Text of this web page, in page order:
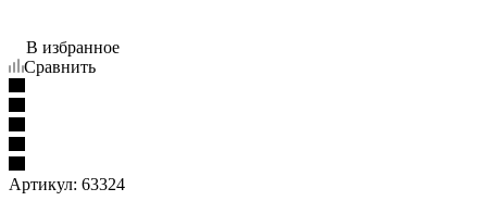
В избранное
Сравнить
Артикул: 63324